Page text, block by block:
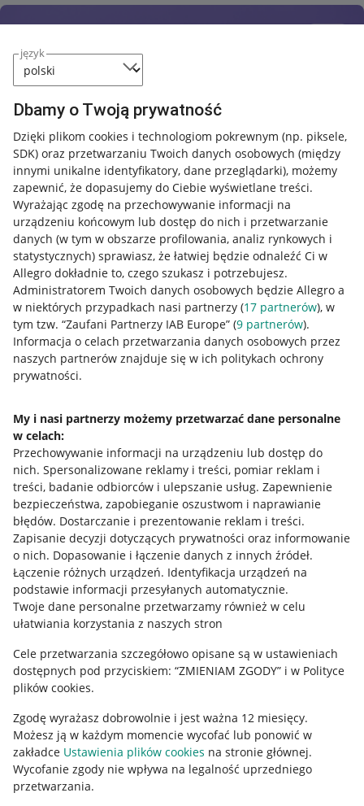
język
Dbamy o Twoją prywatność
Dzięki plikom cookies i technologiom pokrewnym (np. piksele,
SDK) oraz przetwarzaniu Twoich danych osobowych (między
innymi unikalne identyfikatory, dane przeglądarki), możemy
zapewnić, że dopasujemy do Ciebie wyświetlane treści.
Wyrażając zgodę na przechowywanie informacji na
urządzeniu końcowym lub dostęp do nich i przetwarzanie
danych (w tym w obszarze profilowania, analiz rynkowych i
statystycznych) sprawiasz, że łatwiej będzie odnaleźć Ci w
Allegro dokładnie to, czego szukasz i potrzebujesz.
Administratorem Twoich danych osobowych będzie Allegro a
w niektórych przypadkach nasi partnerzy (17 partnerów), w
tym tzw. “Zaufani Partnerzy IAB Europe” (9 partnerów).
Informacja o celach przetwarzania danych osobowych przez
naszych partnerów znajduje się w ich politykach ochrony
prywatności.
My i nasi partnerzy możemy przetwarzać dane personalne
w celach:
Przechowywanie informacji na urządzeniu lub dostęp do
nich. Spersonalizowane reklamy i treści, pomiar reklam i
treści, badanie odbiorców i ulepszanie usług. Zapewnienie
bezpieczeństwa, zapobieganie oszustwom i naprawianie
błędów. Dostarczanie i prezentowanie reklam i treści.
Zapisanie decyzji dotyczących prywatności oraz informowanie
o nich. Dopasowanie i łączenie danych z innych źródeł.
Łączenie różnych urządzeń. Identyfikacja urządzeń na
podstawie informacji przesyłanych automatycznie.
Twoje dane personalne przetwarzamy również w celu
ułatwiania korzystania z naszych stron
Cele przetwarzania szczegółowo opisane są w ustawieniach
dostępnych pod przyciskiem: “ZMIENIAM ZGODY” i w Polityce
plików cookies.
Zgodę wyrażasz dobrowolnie i jest ważna 12 miesięcy.
Możesz ją w każdym momencie wycofać lub ponowić w
zakładce Ustawienia plików cookies na stronie głównej.
Wycofanie zgody nie wpływa na legalność uprzedniego
przetwarzania.
Przydatne informacje
Jak to działa
Allegro Gadane dla sprzedających
Allegro Gadane dla kupujących
Mapa miejscowości
Informacje prawne
Regulamin
Polityka plików "cookies"
Ustawienia plików "cookies"
Udostępnianie lokalizacji
Informacje dla Aktu o Usługach Cyfrowych
Pobierz aplikację